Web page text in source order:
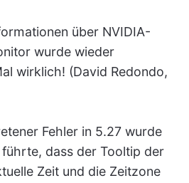
über NVIDIA-
wurde wieder
wirklich! (David Redondo,
Fehler in 5.27 wurde
dass der Tooltip der
Zeit und die Zeitzone